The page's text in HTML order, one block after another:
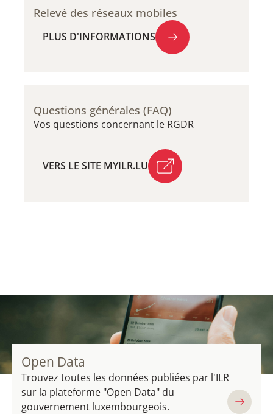
Relevé des réseaux mobiles
PLUS D'INFORMATIONS
Questions générales (FAQ)
Vos questions concernant le RGDR
VERS LE SITE MYILR.LU
Open Data
Trouvez toutes les données publiées par l'ILR
sur la plateforme "Open Data" du
gouvernement luxembourgeois.